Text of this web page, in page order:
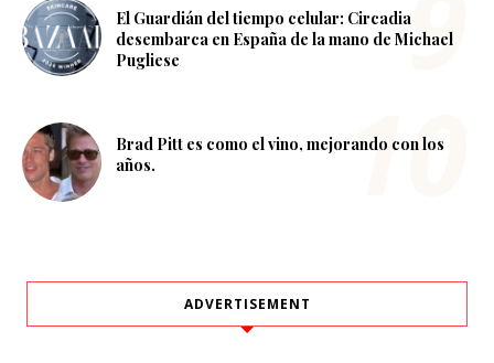
El Guardián del tiempo celular: Circadia
desembarca en España de la mano de Michael
Pugliese
Brad Pitt es como el vino, mejorando con los
años.
ADVERTISEMENT